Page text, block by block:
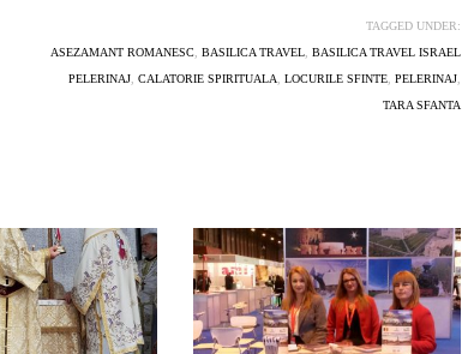
TAGGED UNDER:
ASEZAMANT ROMANESC, BASILICA TRAVEL, BASILICA TRAVEL ISRAEL
PELERINAJ, CALATORIE SPIRITUALA LOCURILE SFINTE, PELERINAJ,
TARA SFANTA